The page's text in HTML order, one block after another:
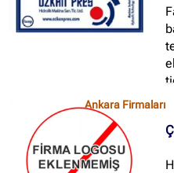
Ankara Firmaları